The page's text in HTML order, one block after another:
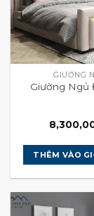
GIƯỜNG
Giường Ngủ
THÊM VÀO